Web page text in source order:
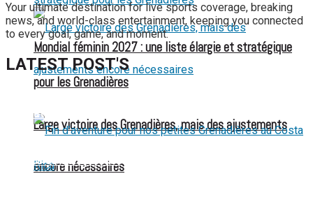
Large victoire des Grenadières, mais des ajustements
encore nécessaires
Mondial féminin 2027 : une liste élargie et stratégique
pour les Grenadières
Your ultimate destination for live sports coverage, breaking
news, and world-class entertainment, keeping you connected
to every goal, game, and moment.
LATEST POST'S
l’inquiétude et les interrogations
manque de transparence